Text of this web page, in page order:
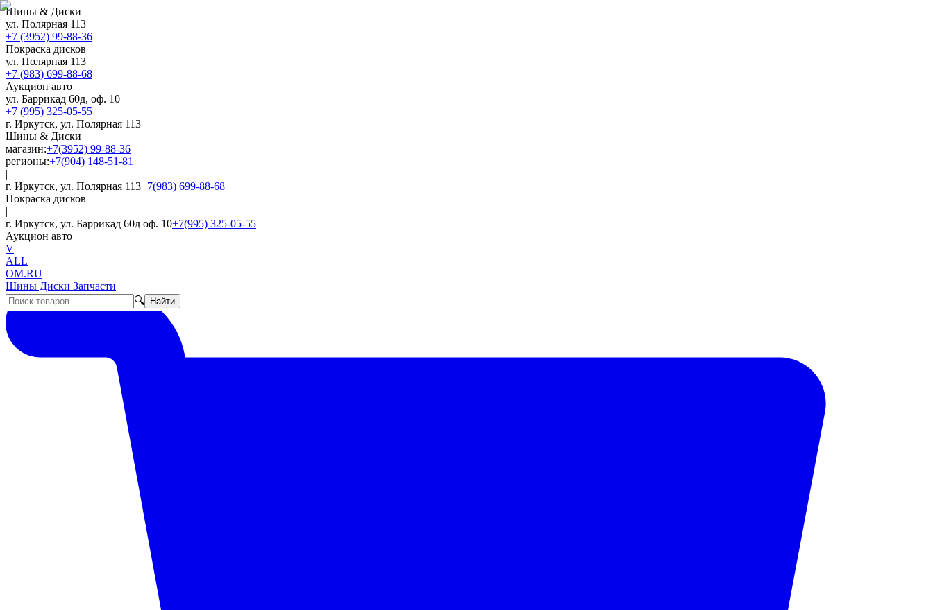
Шины & Диски
ул. Полярная 113
+7 (3952) 99-88-36
Покраска дисков
ул. Полярная 113
+7 (983) 699-88-68
Аукцион авто
ул. Баррикад 60д, оф. 10
+7 (995) 325-05-55
г. Иркутск, ул. Полярная 113
Шины & Диски
магазин:+7(3952) 99-88-36
регионы:+7(904) 148-51-81
|
г. Иркутск, ул. Полярная 113+7(983) 699-88-68
Покраска дисков
|
г. Иркутск, ул. Баррикад 60д оф. 10+7(995) 325-05-55
Аукцион авто
V
ALL
OM.RU
Шины Диски Запчасти
🔍
Найти